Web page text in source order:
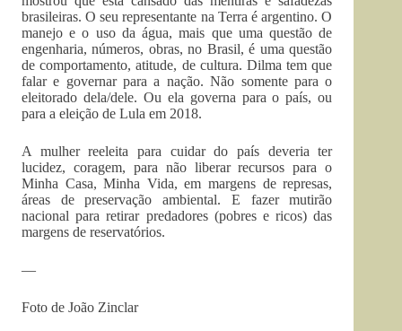
brasileiras. O seu representante na Terra é argentino. O
manejo e o uso da água, mais que uma questão de
engenharia, números, obras, no Brasil, é uma questão
de comportamento, atitude, de cultura. Dilma tem que
falar e governar para a nação. Não somente para o
eleitorado dela/dele. Ou ela governa para o país, ou
para a eleição de Lula em 2018.
A mulher reeleita para cuidar do país deveria ter
lucidez, coragem, para não liberar recursos para o
Minha Casa, Minha Vida, em margens de represas,
áreas de preservação ambiental. E fazer mutirão
nacional para retirar predadores (pobres e ricos) das
margens de reservatórios.
—
Foto de João Zinclar